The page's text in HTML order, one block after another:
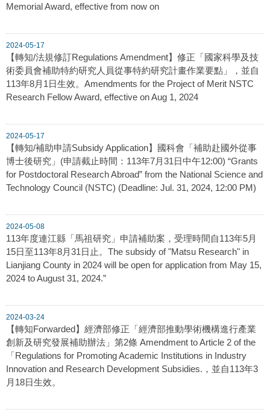
Memorial Award, effective from now on
2024-05-17
【轉知/法規修訂Regulations Amendment】修正「國家科學及技
術委員會補助特約研究人員從事特約研究計畫作業要點」，並自
113年8月1日生效。Amendments for the Project of Merit NSTC
Research Fellow Award, effective on Aug 1, 2024
2024-05-17
【轉知/補助申請Subsidy Application】國科會「補助赴國外從事
博士後研究」(申請截止時間：113年7月31日中午12:00) “Grants
for Postdoctoral Research Abroad” from the National Science and
Technology Council (NSTC) (Deadline: Jul. 31, 2024, 12:00 PM)
2024-05-08
113年度連江縣「馬祖研究」申請補助案，受理時間自113年5月
15日至113年8月31日止。The subsidy of "Matsu Research" in
Lianjiang County in 2024 will be open for application from May 15,
2024 to August 31, 2024.”
2024-03-24
【轉知Forwarded】經濟部修正「經濟部推動學術機構進行產業
創新及研究發展補助辦法」第2條 Amendment to Article 2 of the
「Regulations for Promoting Academic Institutions in Industry
Innovation and Research Development Subsidies.，並自113年3
月18日生效。